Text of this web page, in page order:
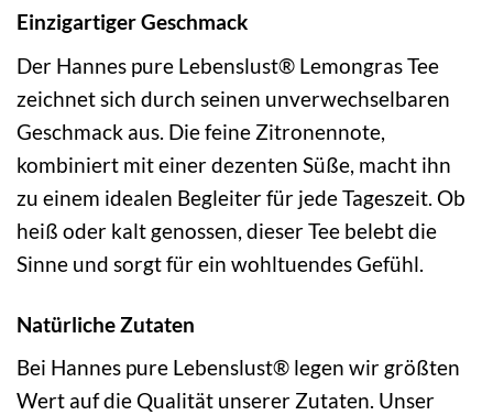
Einzigartiger Geschmack
Der Hannes pure Lebenslust® Lemongras Tee
zeichnet sich durch seinen unverwechselbaren
Geschmack aus. Die feine Zitronennote,
kombiniert mit einer dezenten Süße, macht ihn
zu einem idealen Begleiter für jede Tageszeit. Ob
heiß oder kalt genossen, dieser Tee belebt die
Sinne und sorgt für ein wohltuendes Gefühl.
Natürliche Zutaten
Bei Hannes pure Lebenslust® legen wir größten
Wert auf die Qualität unserer Zutaten. Unser